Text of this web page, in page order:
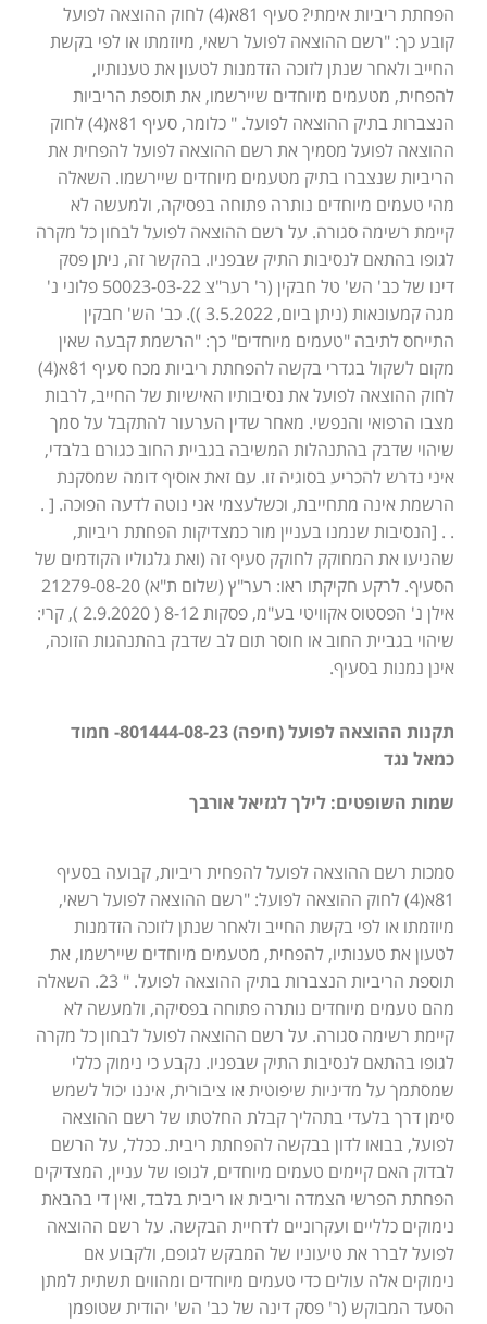
הפחתת ריביות אימתי? סעיף 81א(4) לחוק ההוצאה לפועל
קובע כך: "רשם ההוצאה לפועל רשאי, מיוזמתו או לפי בקשת
החייב ולאחר שנתן לזוכה הזדמנות לטעון את טענותיו,
להפחית, מטעמים מיוחדים שיירשמו, את תוספת הריביות
הנצברות בתיק ההוצאה לפועל. " כלומר, סעיף 81א(4) לחוק
ההוצאה לפועל מסמיך את רשם ההוצאה לפועל להפחית את
הריביות שנצברו בתיק מטעמים מיוחדים שיירשמו. השאלה
מהי טעמים מיוחדים נותרה פתוחה בפסיקה, ולמעשה לא
קיימת רשימה סגורה. על רשם ההוצאה לפועל לבחון כל מקרה
לגופו בהתאם לנסיבות התיק שבפניו. בהקשר זה, ניתן פסק
דינו של כב' הש' טל חבקין (ר' רער"צ 50023-03-22 פלוני נ'
מגה קמעונאות (ניתן ביום, 3.5.2022 )). כב' הש' חבקין
התייחס לתיבה "טעמים מיוחדים" כך: "הרשמת קבעה שאין
מקום לשקול בגדרי בקשה להפחתת ריביות מכח סעיף 81א(4)
לחוק ההוצאה לפועל את נסיבותיו האישיות של החייב, לרבות
מצבו הרפואי והנפשי. מאחר שדין הערעור להתקבל על סמך
שיהוי שדבק בהתנהלות המשיבה בגביית החוב כגורם בלבדי,
איני נדרש להכריע בסוגיה זו. עם זאת אוסיף דומה שמסקנת
הרשמת אינה מתחייבת, וכשלעצמי אני נוטה לדעה הפוכה. [ .
. . [הנסיבות שנמנו בעניין מור כמצדיקות הפחתת ריביות,
שהניעו את המחוקק לחוקק סעיף זה (ואת גלגוליו הקודמים של
הסעיף. לרקע חקיקתו ראו: רער"ץ (שלום ת"א) 21279-08-20
אילן נ' הפסטוס אקוויטי בע"מ, פסקות 8-12 ( 2.9.2020 ), קרי:
שיהוי בגביית החוב או חוסר תום לב שדבק בהתנהגות הזוכה,
אינן נמנות בסעיף.
תקנות ההוצאה לפועל (חיפה) 801444-08-23- חמוד
כמאל נגד
שמות השופטים: לילך לגזיאל אורבך
סמכות רשם ההוצאה לפועל להפחית ריביות, קבועה בסעיף
81א(4) לחוק ההוצאה לפועל: "רשם ההוצאה לפועל רשאי,
מיוזמתו או לפי בקשת החייב ולאחר שנתן לזוכה הזדמנות
לטעון את טענותיו, להפחית, מטעמים מיוחדים שיירשמו, את
תוספת הריביות הנצברות בתיק ההוצאה לפועל. " 23. השאלה
מהם טעמים מיוחדים נותרה פתוחה בפסיקה, ולמעשה לא
קיימת רשימה סגורה. על רשם ההוצאה לפועל לבחון כל מקרה
לגופו בהתאם לנסיבות התיק שבפניו. נקבע כי נימוק כללי
שמסתמך על מדיניות שיפוטית או ציבורית, איננו יכול לשמש
סימן דרך בלעדי בתהליך קבלת החלטתו של רשם ההוצאה
לפועל, בבואו לדון בבקשה להפחתת ריבית. ככלל, על הרשם
לבדוק האם קיימים טעמים מיוחדים, לגופו של עניין, המצדיקים
הפחתת הפרשי הצמדה וריבית או ריבית בלבד, ואין די בהבאת
נימוקים כלליים ועקרוניים לדחיית הבקשה. על רשם ההוצאה
לפועל לברר את טיעוניו של המבקש לגופם, ולקבוע אם
נימוקים אלה עולים כדי טעמים מיוחדים ומהווים תשתית למתן
הסעד המבוקש (ר' פסק דינה של כב' הש' יהודית שטופמן